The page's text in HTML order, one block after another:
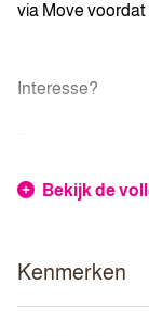
via Move
Interesse?
Bekijk de
Kenmerken